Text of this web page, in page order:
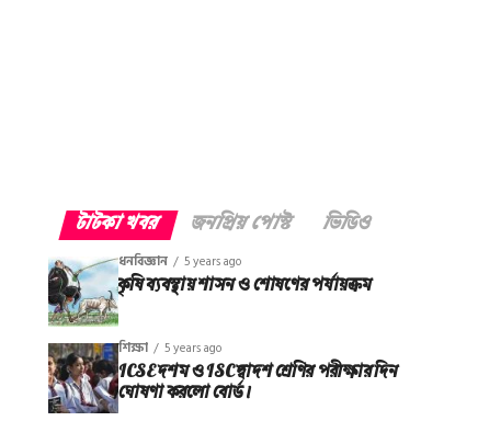
টাটকা খবর জনপ্রিয় পোস্ট ভিডিও
ধনবিজ্ঞান 5 years ago
কৃষি ব্যবস্থায় শাসন ও শোষণের পর্যায়ক্রম
শিক্ষা 5 years ago
ICSE দশম ও ISC দ্বাদশ শ্রেণির পরীক্ষার দিন
ঘোষণা করলো বোর্ড।